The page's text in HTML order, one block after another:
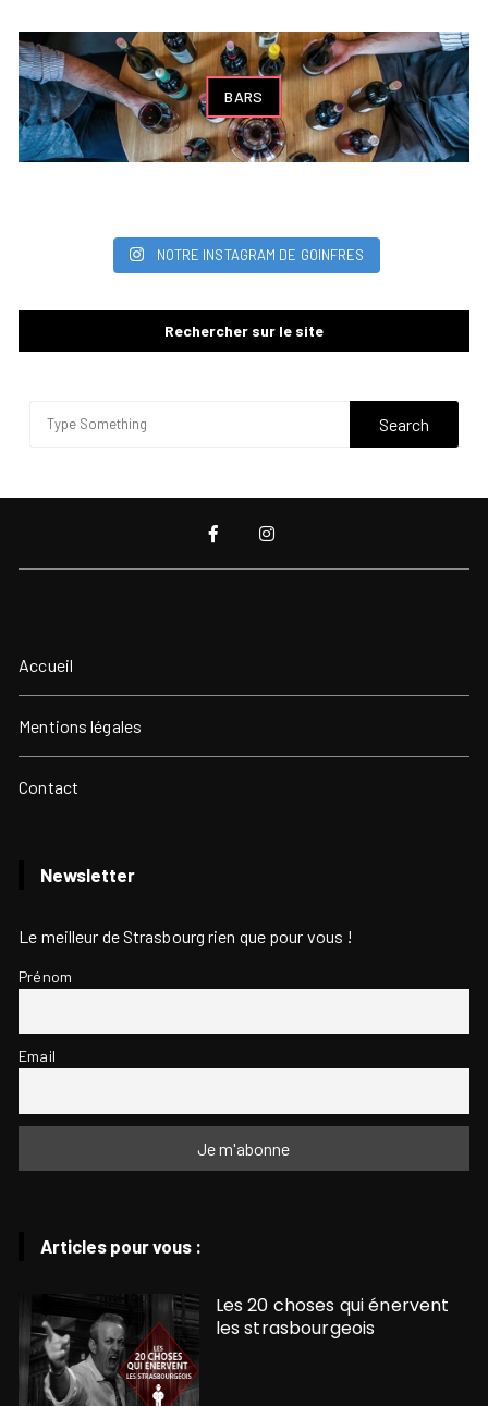
BARS
NOTRE INSTAGRAM DE GOINFRES
Rechercher sur le site
Accueil
Mentions légales
Contact
Newsletter
Le meilleur de Strasbourg rien que pour vous !
Prénom
Email
Articles pour vous :
Les 20 choses qui énervent
les strasbourgeois